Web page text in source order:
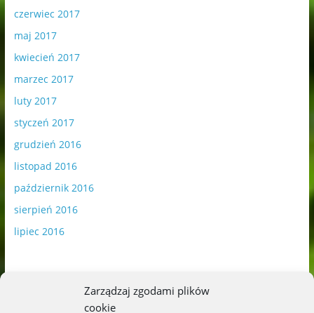
Zarządzaj zgodami plików
cookie
czerwiec 2017
maj 2017
kwiecień 2017
marzec 2017
luty 2017
styczeń 2017
grudzień 2016
listopad 2016
październik 2016
sierpień 2016
lipiec 2016